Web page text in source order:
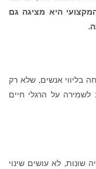
היא מציגה גם
בליווי אנשים, שלא רק
על הרגלי חיים
שונות, לא עושים שינוי